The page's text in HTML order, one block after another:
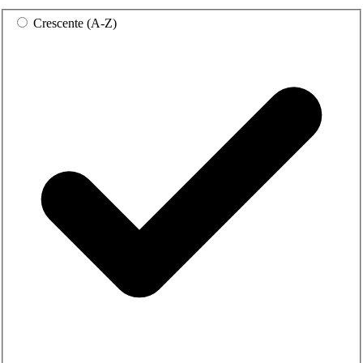
Crescente (A-Z)